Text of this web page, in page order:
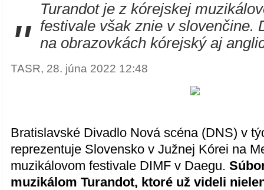
"
Turandot je z kórejskej
festivale však znie v slovenčine.
na obrazovkách kórejský aj
TASR, 28. júna 2022 12:48
Bratislavské Divadlo Nová scéna (DNS) v
reprezentuje Slovensko v Južnej Kórei na
muzikálovom festivale DIMF v Daegu.
muzikálom Turandot, ktoré už videli